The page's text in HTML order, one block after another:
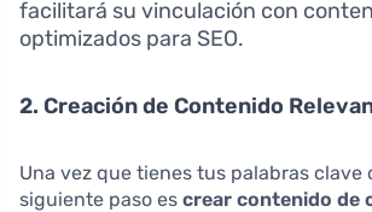
facilitará su vinculación con
optimizados para SEO.
2. Creación de Contenido
Una vez que tienes tus palabras clave
siguiente paso es crear contenido de